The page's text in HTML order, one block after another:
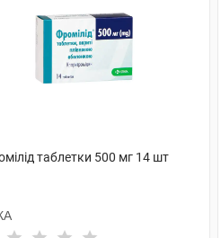
таблетки 500 мг 14 шт